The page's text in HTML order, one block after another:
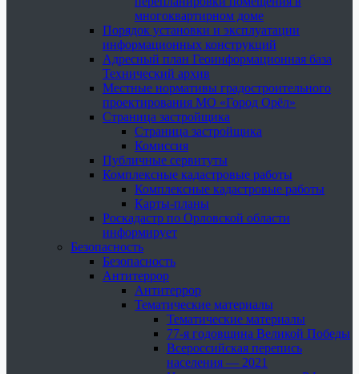
многоквартирном доме
Порядок установки и эксплуатации
информационных конструкций
Адресный план Геоинформационная база
Технический архив
Местные нормативы градостроительного
проектирования МО «Город Орёл»
Страница застройщика
Страница застройщика
Комиссия
Публичные сервитуты
Комплексные кадастровые работы
Комплексные кадастровые работы
Карты-планы
Роскадастр по Орловской области
информирует
Безопасность
Безопасность
Антитеррор
Антитеррор
Тематические материалы
Тематические материалы
77-я годовщина Великой Победы
Всероссийская перепись
населения — 2021